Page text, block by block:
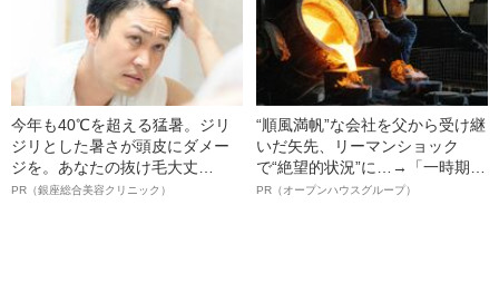
今年も40℃を超える猛暑。ジリ
ジリとした暑さが頭皮にダメー
ジを。あなたの抜け毛大丈
夫！？
PR（銀座総合美容クリニック）
“順風満帆”な会社を父から受け継
いだ矢先、リーマンショック
で“絶望的状況”に…→「一時期は
納品3年待ち」のヒット商品を生
PR（オープンハウスグループ）